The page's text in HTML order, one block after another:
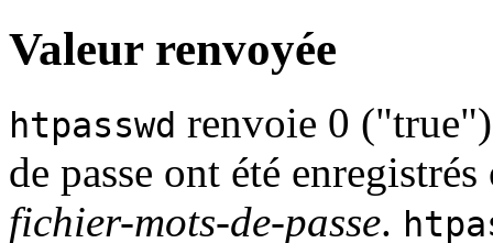
Valeur renvoyée
htpasswd renvoie 0
de passe ont été
fichier-mots-de-passe.